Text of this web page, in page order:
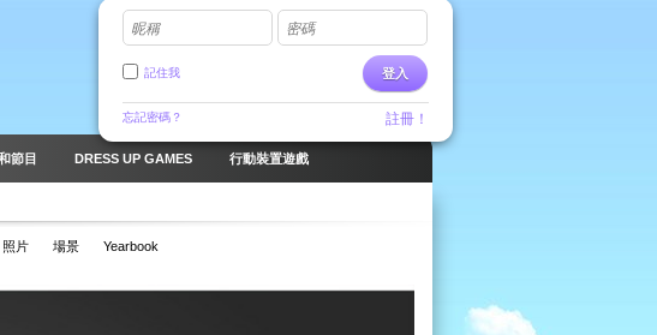
昵稱 密碼
登入
記住我
忘記密碼？ 註冊！
節目 DRESS UP GAMES 行動裝置遊戲
照片 場景 Yearbook